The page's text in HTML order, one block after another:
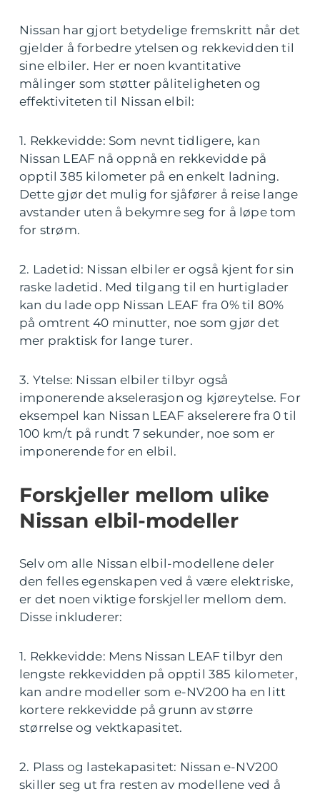
Nissan har gjort betydelige fremskritt når det
gjelder å forbedre ytelsen og rekkevidden til
sine elbiler. Her er noen kvantitative
målinger som støtter påliteligheten og
effektiviteten til Nissan elbil:
1. Rekkevidde: Som nevnt tidligere, kan
Nissan LEAF nå oppnå en rekkevidde på
opptil 385 kilometer på en enkelt ladning.
Dette gjør det mulig for sjåfører å reise lange
avstander uten å bekymre seg for å løpe tom
for strøm.
2. Ladetid: Nissan elbiler er også kjent for sin
raske ladetid. Med tilgang til en hurtiglader
kan du lade opp Nissan LEAF fra 0% til 80%
på omtrent 40 minutter, noe som gjør det
mer praktisk for lange turer.
3. Ytelse: Nissan elbiler tilbyr også
imponerende akselerasjon og kjøreytelse. For
eksempel kan Nissan LEAF akselerere fra 0 til
100 km/t på rundt 7 sekunder, noe som er
imponerende for en elbil.
Forskjeller mellom ulike
Nissan elbil-modeller
Selv om alle Nissan elbil-modellene deler
den felles egenskapen ved å være elektriske,
er det noen viktige forskjeller mellom dem.
Disse inkluderer:
1. Rekkevidde: Mens Nissan LEAF tilbyr den
lengste rekkevidden på opptil 385 kilometer,
kan andre modeller som e-NV200 ha en litt
kortere rekkevidde på grunn av større
størrelse og vektkapasitet.
2. Plass og lastekapasitet: Nissan e-NV200
skiller seg ut fra resten av modellene ved å